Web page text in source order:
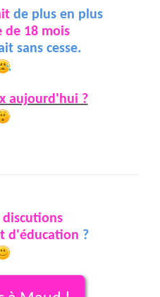
de plus en plus
de 18 mois
sans cesse.
aujourd'hui ?
discutions
d'éducation ?